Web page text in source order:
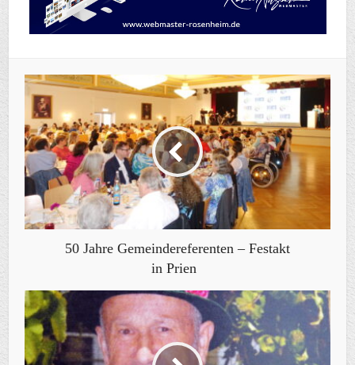
50 Jahre Gemeindereferenten – Festakt
in Prien